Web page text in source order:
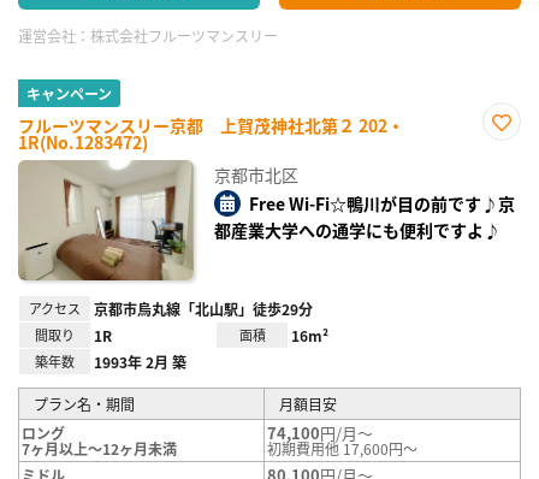
運営会社： 株式会社フルーツマンスリー
キャンペーン
フルーツマンスリー京都 上賀茂神社北第２ 202・
1R(No.1283472)
録
京都市北区
Free Wi-Fi☆鴨川が目の前です♪京
都産業大学への通学にも便利ですよ♪
アクセス 京都市烏丸線「北山駅」徒歩29分
間取り 1R 面積 16m²
築年数 1993年 2月 築
プラン名・期間
月額目安
ロング
7ヶ月以上～12ヶ月未満
74,100円/月～
初期費用他 17,600円～
ミドル